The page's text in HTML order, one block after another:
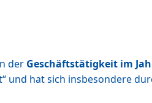
der Geschäftstätigkeit im
hat sich insbesondere